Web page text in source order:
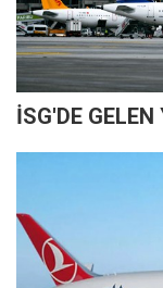
İSG'DE GELEN